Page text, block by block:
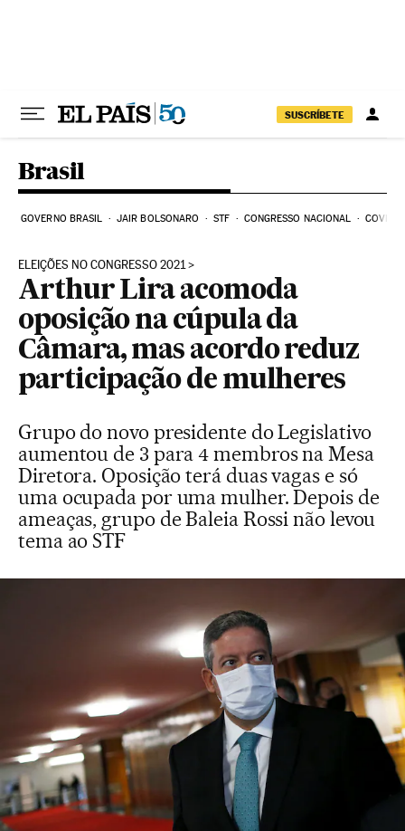
SUSCRÍBETE
Brasil
GOVERNO BRASIL JAIR BOLSONARO STF CONGRESSO NACIONAL COVID-
ELEIÇÕES NO CONGRESSO 2021
Arthur Lira acomoda
oposição na cúpula da
Câmara, mas acordo reduz
participação de mulheres
Grupo do novo presidente do Legislativo
aumentou de 3 para 4 membros na Mesa
Diretora. Oposição terá duas vagas e só
uma ocupada por uma mulher. Depois de
ameaças, grupo de Baleia Rossi não levou
tema ao STF